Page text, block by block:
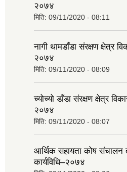
२०७४
मिति: 09/11/2020 - 08:11
नागी थामडाँडा संरक्षण क्षेत्र
२०७४
मिति: 09/11/2020 - 08:09
च्योच्यो डाँडा संरक्षण क्षेत्र
२०७४
मिति: 09/11/2020 - 08:07
आर्थिक सहायता कोष संचालन
कार्यविधि–२०७४